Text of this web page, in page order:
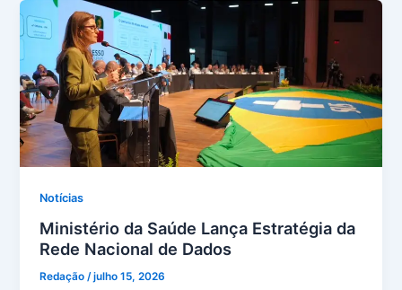
Notícias
Ministério da Saúde Lança Estratégia da
Rede Nacional de Dados
Redação/julho 15, 2026